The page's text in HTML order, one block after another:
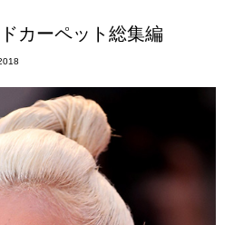
カーペット総集編